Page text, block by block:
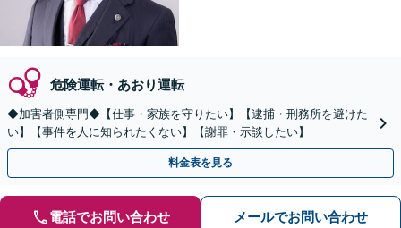
危険運転・あおり運転
◆加害者側専門◆【仕事・家族を守りたい】【逮捕・刑務所を避けた
い】【事件を人に知られたくない】【謝罪・示談したい】
料金表を見る
電話でお問い合わせ メールでお問い合わせ